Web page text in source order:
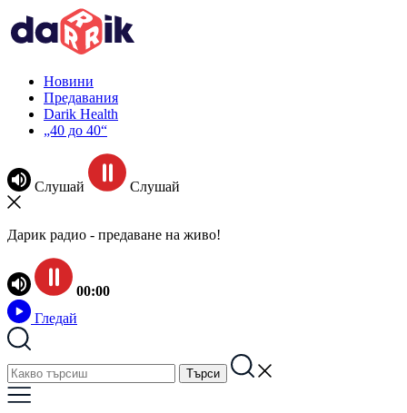
Новини
Предавания
Darik Health
„40 до 40“
Слушай Слушай
Дарик радио - предаване на живо!
00:00
Гледай